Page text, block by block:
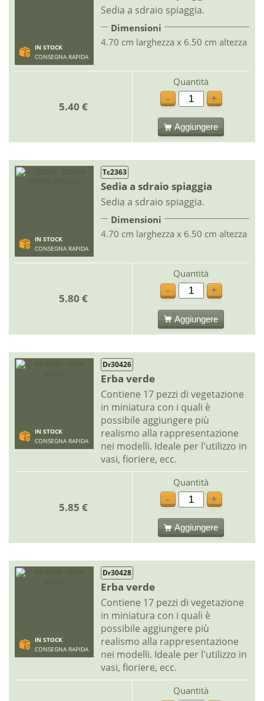
IN STOCK
CONSEGNA RAPIDA
Sedia a sdraio spiaggia.
Dimensioni
4.70 cm larghezza x 6.50 cm altezza
5.40 €
Quantità
-
+
Aggiungere
IN STOCK
CONSEGNA RAPIDA
Tc2363
Sedia a sdraio spiaggia
Sedia a sdraio spiaggia.
Dimensioni
4.70 cm larghezza x 6.50 cm altezza
5.80 €
Quantità
-
+
Aggiungere
IN STOCK
CONSEGNA RAPIDA
Dr30426
Erba verde
Contiene 17 pezzi di vegetazione
in miniatura con i quali è
possibile aggiungere più
realismo alla rappresentazione
nei modelli. Ideale per l'utilizzo in
vasi, fioriere, ecc.
5.85 €
Quantità
-
+
Aggiungere
IN STOCK
CONSEGNA RAPIDA
Dr30428
Erba verde
Contiene 17 pezzi di vegetazione
in miniatura con i quali è
possibile aggiungere più
realismo alla rappresentazione
nei modelli. Ideale per l'utilizzo in
vasi, fioriere, ecc.
Quantità